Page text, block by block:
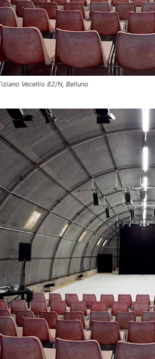
Vecellio 82/N, Belluno